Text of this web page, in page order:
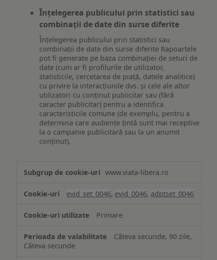
Înțelegerea publicului prin statistici sau
combinații de date din surse diferite
Înțelegerea publicului prin statistici sau
combinații de date din surse diferite Rapoartele
pot fi generate pe baza combinației de seturi de
date (cum ar fi profilurile de utilizator,
statisticile, cercetarea de piață, datele analitice)
cu privire la interacțiunile dvs. și cele ale altor
utilizatori cu conținut publicitar sau (fără
caracter publicitar) pentru a identifica
caracteristicile comune (de exemplu, pentru a
determina care audiențe țintă sunt mai receptive
la o campanie publicitară sau la un anumit
conținut).
www.viata-libera.ro
evid_set_0046, evid_0046, adptset_0046
Primare
Câteva secunde, 90 zile,
Câteva secunde